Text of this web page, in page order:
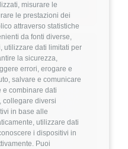
misurare le
le prestazioni dei
attraverso statistiche
da fonti diverse,
utilizzare dati limitati per
la sicurezza,
errori, erogare e
salvare e comunicare
e combinare dati
collegare diversi
in base alle
utilizzare dati
i dispositivi in
Puoi
➡️
Hiring Partner